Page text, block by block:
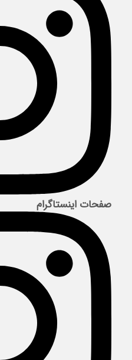
صفحات اینستاگرام